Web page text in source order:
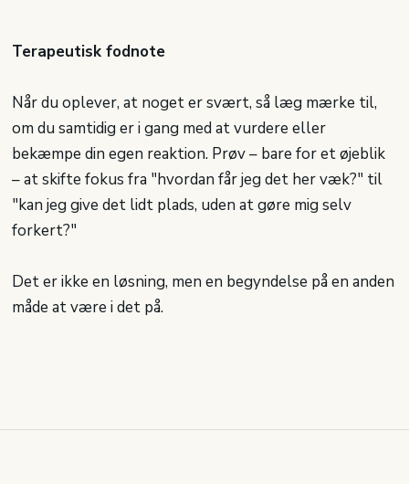
Terapeutisk fodnote
Når du oplever, at noget er svært, så læg mærke til,
om du samtidig er i gang med at vurdere eller
bekæmpe din egen reaktion. Prøv – bare for et øjeblik
– at skifte fokus fra "hvordan får jeg det her væk?" til
"kan jeg give det lidt plads, uden at gøre mig selv
forkert?"
Det er ikke en løsning, men en begyndelse på en anden
måde at være i det på.